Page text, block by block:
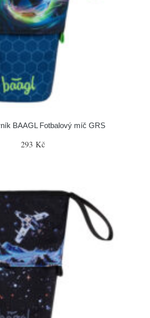
BAAGL Fotbalový míč GRS
293 Kč